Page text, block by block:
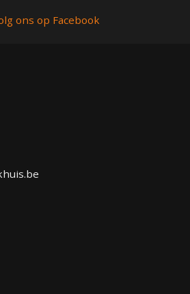
ons op Facebook